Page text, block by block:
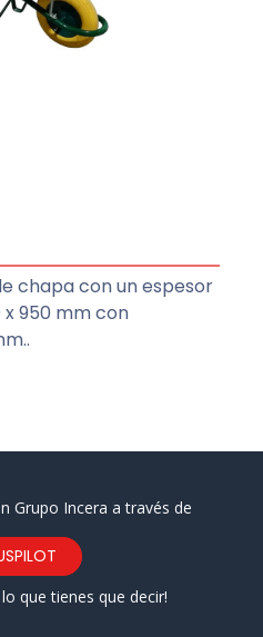
chapa con un espesor
950 mm con
Grupo Incera a través de
que tienes que decir!